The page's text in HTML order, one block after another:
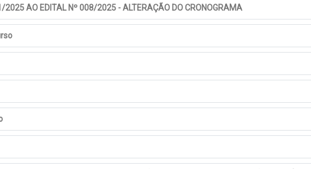
2025 AO EDITAL Nº 008/2025 - ALTERAÇÃO DO CRONOGRAMA